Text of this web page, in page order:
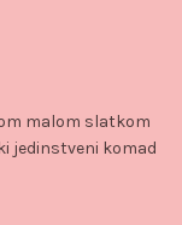
malom slatkom
jedinstveni komad